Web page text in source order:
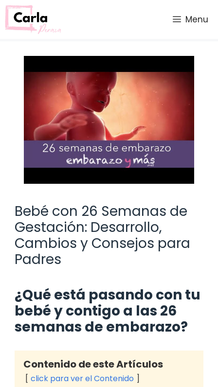
Saltar
al
contenido
Menu
Bebé con 26 Semanas de
Gestación: Desarrollo,
Cambios y Consejos para
Padres
¿Qué está pasando con tu
bebé y contigo a las 26
semanas de embarazo?
Contenido de este Artículos
click para ver el Contenido